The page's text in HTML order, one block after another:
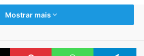
Mostrar mais
X Pinterest WhatsApp